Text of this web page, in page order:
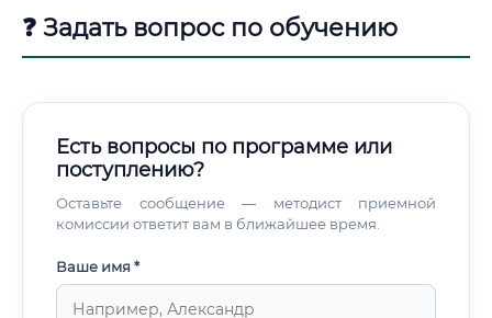
надзорных органов. ✅ Ключевая ценность специалиста —
это способность просчитать риски ещё на стадии
❓ Задать вопрос по обучению
Есть вопросы по программе или
поступлению?
Оставьте сообщение — методист приемной
комиссии ответит вам в ближайшее время.
Ваше имя *